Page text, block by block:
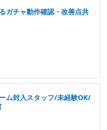
ガチャ動作確認・改善点共
ム封入スタッフ/未経験OK/